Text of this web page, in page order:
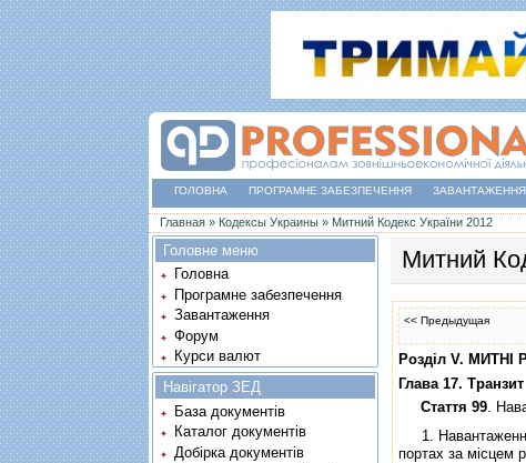
ГОЛОВНА ПРОГРАМНЕ ЗАБЕЗПЕЧЕННЯ ЗАВАНТАЖЕННЯ
Ви є тут
Главная » Кодексы Украины » Митний Кодекс України 2012
Митний
<< Предыдущая
Роздiл V. МИТНI
Глава 17. Транзит
Стаття 99.
1. Навантаження
портах за мiсцем
Головне меню
Головна
Програмне забезпечення
Завантаження
Форум
Курси валют
Навігатор ЗЕД
База документів
Каталог документів
Добірка документів